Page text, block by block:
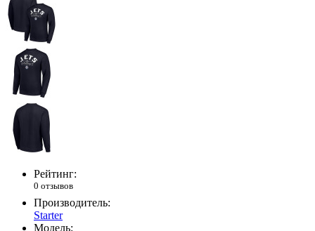
Рейтинг:
0 отзывов
Производитель:
Starter
Модель: